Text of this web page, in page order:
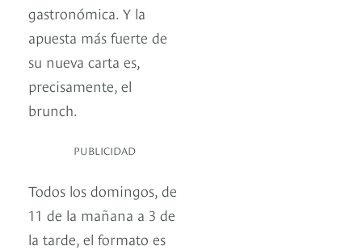
gastronómica. Y la
apuesta más fuerte de
su nueva carta es,
precisamente, el
brunch.
PUBLICIDAD
Todos los domingos, de
11 de la mañana a 3 de
la tarde, el formato es